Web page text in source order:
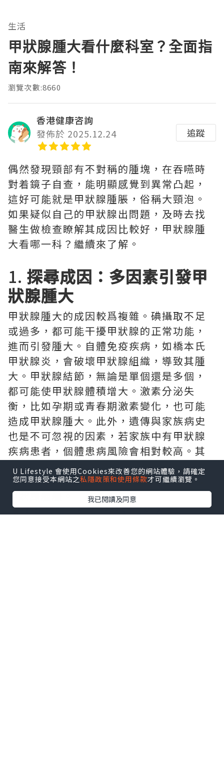
生活
甲狀腺腫大看什麼科室？全面指
南來解答！
瀏覽次數:8660
香港健康咨詢
發佈於 2025.12.24
追蹤
偶然發現頸部有不對稱的腫塊，在吞嚥時
對着鏡子自查，能明顯感覺到異常凸起，
這好可能就是甲狀腺腫脹，俗稱大頸泡。
如果疑似自己的甲狀腺出問題，及時去找
醫生做檢查瞭解其成因比較好，甲狀腺腫
大看哪一科？繼續來了解。
1. 探尋成因：多因素引發甲
狀腺腫大
甲狀腺腫大的成因較爲複雜。碘攝取不足
或過多，都可能干擾甲狀腺的正常功能，
進而引發腫大。自體免疫疾病，如橋本氏
甲狀腺炎，會破壞甲狀腺組織，導致其腫
大。甲狀腺結節，無論是單個還是多個，
都可能使甲狀腺體積增大。激素分泌失
衡，比如孕期或青春期激素變化，也可能
造成甲狀腺腫大。此外，遺傳與家族病史
也是不可忽視的因素，若家族中有甲狀腺
疾病患者，個體患病風險會相對較高。其
他原因，像感染、腫瘤（包括惡性和良
性）、頸部放射線暴露等，同樣可能導致
甲狀腺腫脹。
★甲狀腺預防檢查計計劃預約入口
U Lifestyle 會使用Cookies來改善您的網站體驗，請確定
您同意接受本網站之私隱政策和使用條款才可繼續瀏覽。
我已閱讀及同意